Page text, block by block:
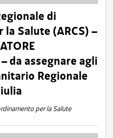
di
Salute (ARCS) –
da assegnare agli
Regionale
per la Salute